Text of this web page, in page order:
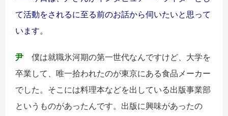
て活動をされるに至る前のお話から伺いたいと思って
います。
尹 僕は就職氷河期の第一世代なんですけど、大学を
卒業して、唯一拾われたのが東京にある食品メーカー
でした。そこには料理本などを出している出版事業部
というものがあったんです。出版に興味があったの